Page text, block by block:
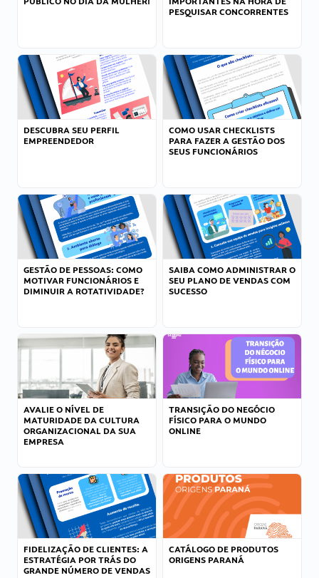
PESQUISAR CONCORRENTES
DESCUBRA SEU PERFIL
EMPREENDEDOR
COMO USAR CHECKLISTS
PARA FAZER A GESTÃO DOS
SEUS FUNCIONÁRIOS
GESTÃO DE PESSOAS: COMO
MOTIVAR FUNCIONÁRIOS E
DIMINUIR A ROTATIVIDADE?
SAIBA COMO ADMINISTRAR O
SEU PLANO DE VENDAS COM
SUCESSO
AVALIE O NÍVEL DE
MATURIDADE DA CULTURA
ORGANIZACIONAL DA SUA
EMPRESA
TRANSIÇÃO DO NEGÓCIO
FÍSICO PARA O MUNDO
ONLINE
FIDELIZAÇÃO DE CLIENTES: A
ESTRATÉGIA POR TRÁS DO
GRANDE NÚMERO DE VENDAS
CATÁLOGO DE PRODUTOS
ORIGENS PARANÁ